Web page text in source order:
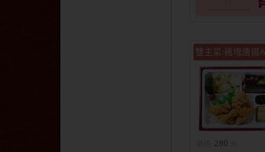
雙主菜:雞塊唐揚
280